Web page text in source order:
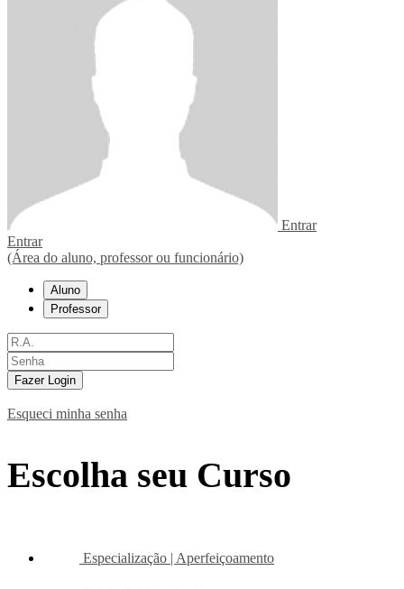
Entrar
Entrar
(Área do aluno, professor ou funcionário)
Aluno
Professor
Fazer Login
Esqueci minha senha
Escolha seu Curso
Especialização | Aperfeiçoamento